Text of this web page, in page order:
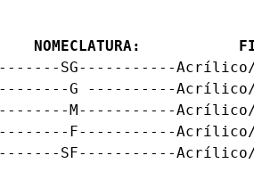
SG-----------Acrílico/
G ----------Acrílico/
M-----------Acrílico/
F-----------Acrílico/
SF-----------Acrílico/